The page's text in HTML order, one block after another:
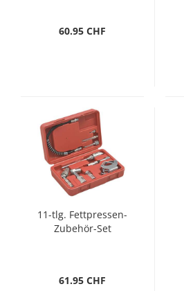
60.95 CHF
11-tlg. Fettpressen-
Zubehör-Set
61.95 CHF